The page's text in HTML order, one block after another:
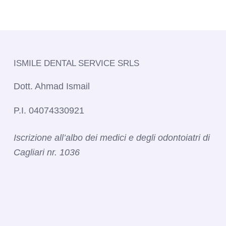
ISMILE DENTAL SERVICE SRLS​
Dott. Ahmad Ismail
P.I. 04074330921
Iscrizione all’albo dei medici e degli odontoiatri di
Cagliari nr. 1036​